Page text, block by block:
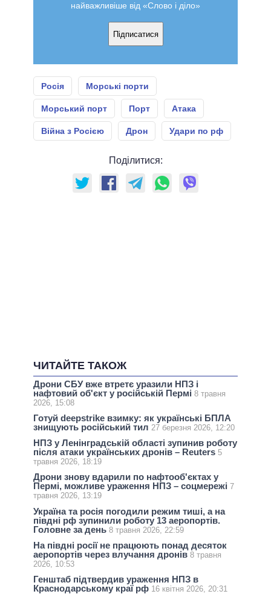
найважливіше від «Слово і діло»
Підписатися
Росія Морські порти
Морський порт Порт Атака
Війна з Росією Дрон Удари по рф
Поділитися:
ЧИТАЙТЕ ТАКОЖ
Дрони СБУ вже втретє уразили НПЗ і
нафтовий об'єкт у російській Пермі 8 травня
2026, 15:08
Готуй deepstrike взимку: як українські БПЛА
знищують російський тил 27 березня 2026, 12:20
НПЗ у Ленінградській області зупинив роботу
після атаки українських дронів – Reuters 5
травня 2026, 18:19
Дрони знову вдарили по нафтооб'єктах у
Пермі, можливе ураження НПЗ – соцмережі 7
травня 2026, 13:19
Україна та росія погодили режим тиші, а на
півдні рф зупинили роботу 13 аеропортів.
Головне за день 8 травня 2026, 22:59
На півдні росії не працюють понад десяток
аеропортів через влучання дронів 8 травня
2026, 10:53
Генштаб підтвердив ураження НПЗ в
Краснодарському краї рф 16 квітня 2026, 20:31